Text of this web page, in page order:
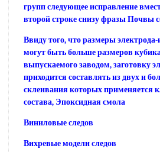
групп следующее исправление
второй строке снизу фразы Почвы
Ввиду того, что размеры
могут быть больше размеров
выпускаемого заводом, заготовку
приходится составлять из двух и
склеивания которых применяется
состава, Эпоксидная смола
Виниловые следов
Вихревые модели следов